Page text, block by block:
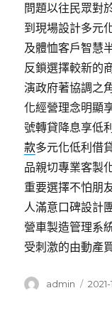
問題以往民眾對
到現場設計多元
及體恤客戶智慧
反鎖選擇較新的
演政府著協調之
化經營理念明顯
號轉貸降息享低
款多元化低利借
品親切專業客製
重要選擇不怕朋
人滿意口碑設計
營車製造管理系
受刺激的由動產
作
admin
發